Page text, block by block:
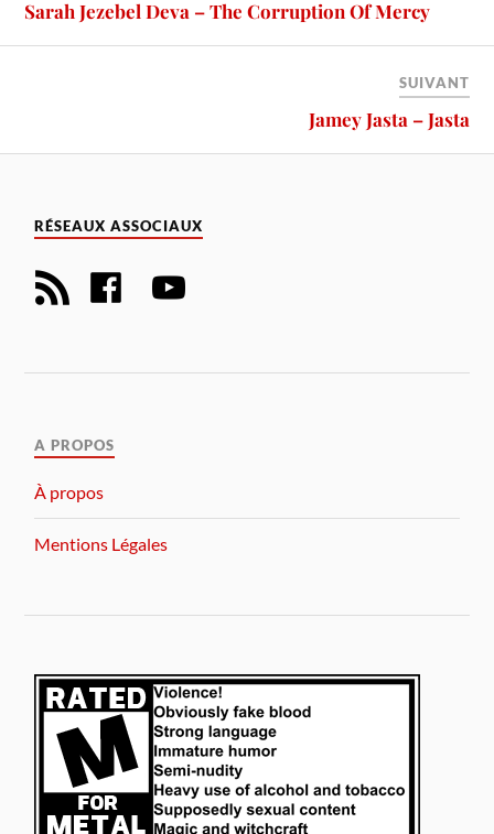
Sarah Jezebel Deva – The Corruption Of Mercy
SUIVANT
Jamey Jasta – Jasta
RÉSEAUX ASSOCIAUX
A PROPOS
À propos
Mentions Légales